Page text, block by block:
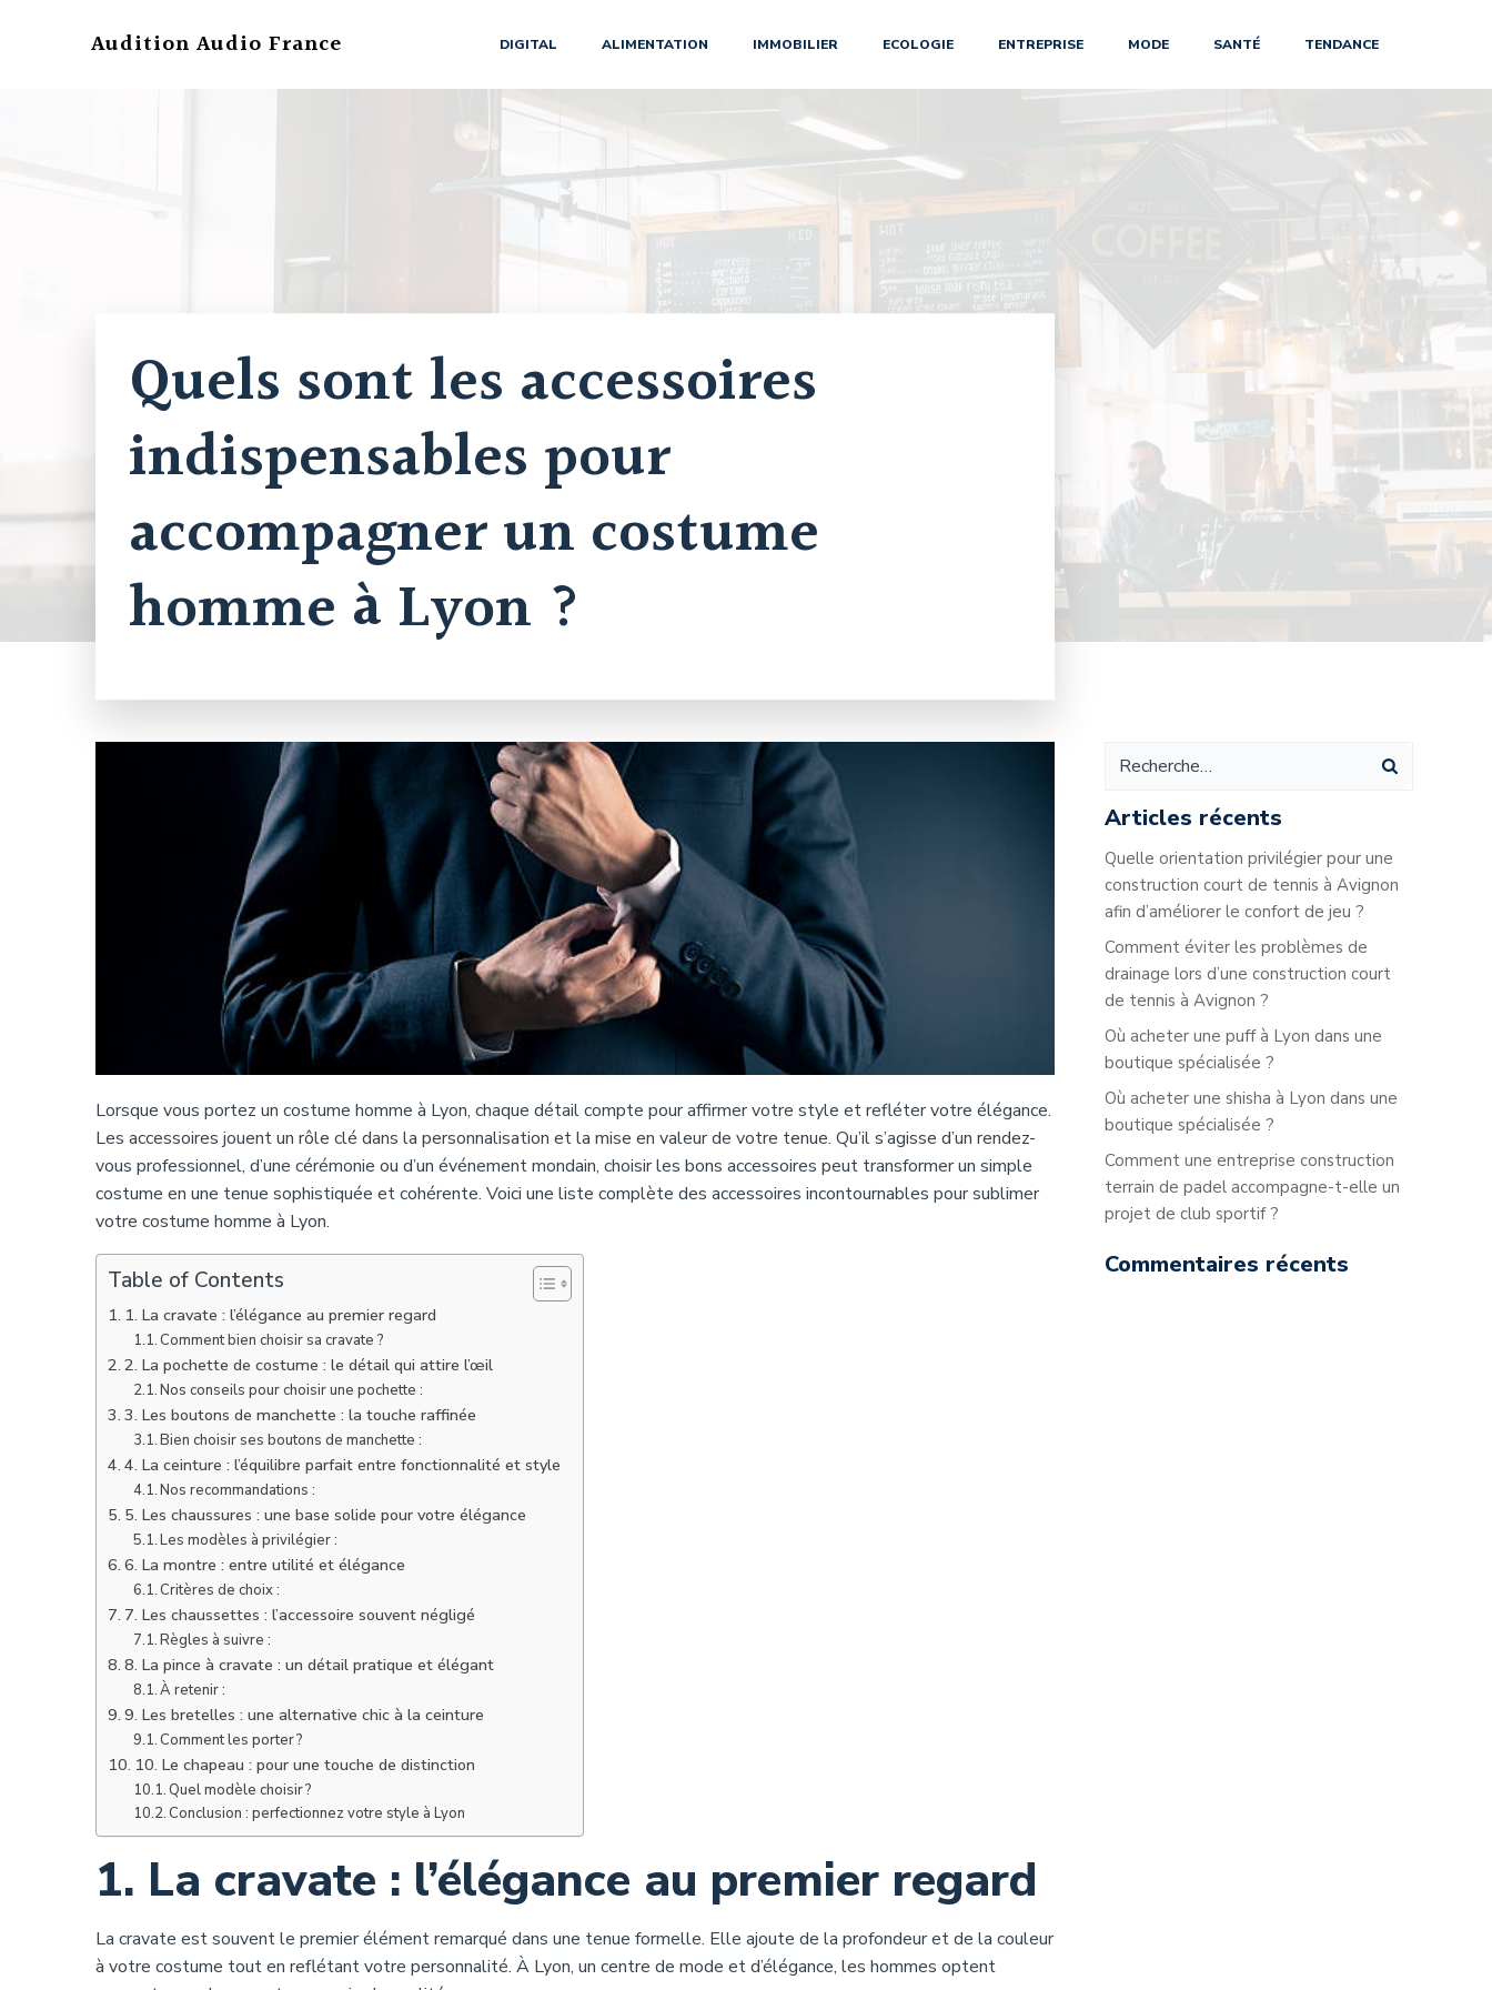
Audition Audio France DIGITAL ALIMENTATION IMMOBILIER ECOLOGIE ENTREPRISE MODE SANTÉ TENDANCE
Quels sont les accessoires
indispensables pour
accompagner un costume
homme à Lyon ?
Lorsque vous portez un costume homme à Lyon, chaque détail compte pour affirmer votre style et refléter votre élégance.
Les accessoires jouent un rôle clé dans la personnalisation et la mise en valeur de votre tenue. Qu’il s’agisse d’un rendez-
vous professionnel, d’une cérémonie ou d’un événement mondain, choisir les bons accessoires peut transformer un simple
costume en une tenue sophistiquée et cohérente. Voici une liste complète des accessoires incontournables pour sublimer
votre costume homme à Lyon.
Table of Contents
1. La cravate : l’élégance au premier regard
Comment bien choisir sa cravate ?
2. La pochette de costume : le détail qui attire l’œil
Nos conseils pour choisir une pochette :
3. Les boutons de manchette : la touche raffinée
Bien choisir ses boutons de manchette :
4. La ceinture : l’équilibre parfait entre fonctionnalité et style
Nos recommandations :
5. Les chaussures : une base solide pour votre élégance
Les modèles à privilégier :
6. La montre : entre utilité et élégance
Critères de choix :
7. Les chaussettes : l’accessoire souvent négligé
Règles à suivre :
8. La pince à cravate : un détail pratique et élégant
À retenir :
9. Les bretelles : une alternative chic à la ceinture
Comment les porter ?
10. Le chapeau : pour une touche de distinction
Quel modèle choisir ?
Conclusion : perfectionnez votre style à Lyon
1. La cravate : l’élégance au premier regard
La cravate est souvent le premier élément remarqué dans une tenue formelle. Elle ajoute de la profondeur et de la couleur
à votre costume tout en reflétant votre personnalité. À Lyon, un centre de mode et d’élégance, les hommes optent
Articles récents
Quelle orientation privilégier pour une
construction court de tennis à Avignon
afin d’améliorer le confort de jeu ?
Comment éviter les problèmes de
drainage lors d’une construction court
de tennis à Avignon ?
Où acheter une puff à Lyon dans une
boutique spécialisée ?
Où acheter une shisha à Lyon dans une
boutique spécialisée ?
Comment une entreprise construction
terrain de padel accompagne-t-elle un
projet de club sportif ?
Commentaires récents